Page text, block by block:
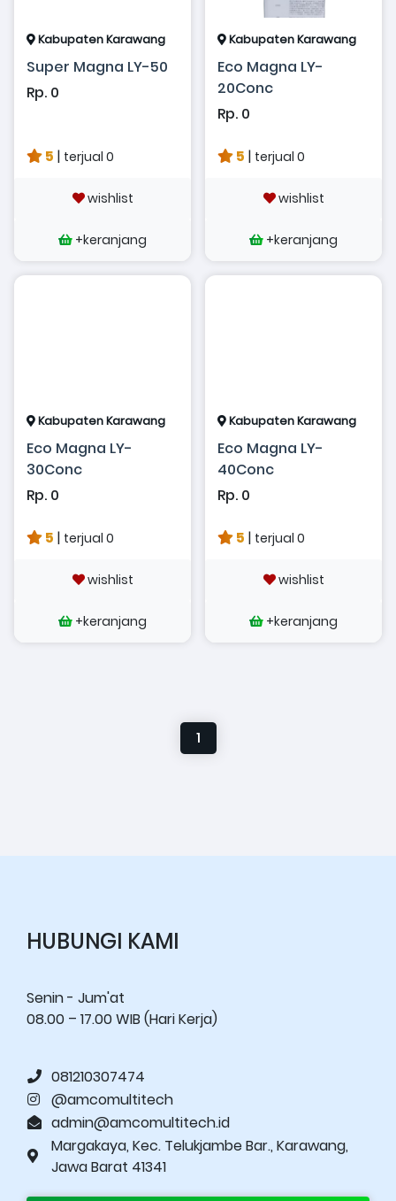
Kabupaten Karawang
Super Magna LY-50
Rp. 0
5 | terjual 0
wishlist
+keranjang
Kabupaten Karawang
Eco Magna LY-
20Conc
Rp. 0
5 | terjual 0
wishlist
+keranjang
Kabupaten Karawang
Eco Magna LY-
30Conc
Rp. 0
5 | terjual 0
wishlist
+keranjang
Kabupaten Karawang
Eco Magna LY-
40Conc
Rp. 0
5 | terjual 0
wishlist
+keranjang
1
HUBUNGI KAMI
Senin - Jum'at
08.00 – 17.00 WIB (Hari Kerja)
081210307474
@amcomultitech
admin@amcomultitech.id
Margakaya, Kec. Telukjambe Bar., Karawang,
Jawa Barat 41341